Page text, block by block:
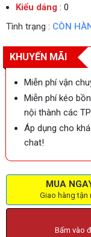
Kiểu dáng : 0
Tình trạng : CÒN
KHUYẾN MÃI
Miễn phí vận
Miễn phí kéo
nội thành các
Áp dụng cho
chat!
MUA
Giao hàng tận
Bấm vào